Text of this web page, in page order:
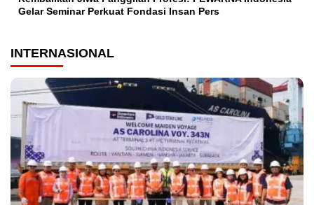
Gelar Seminar Perkuat Fondasi Insan Pers
INTERNASIONAL